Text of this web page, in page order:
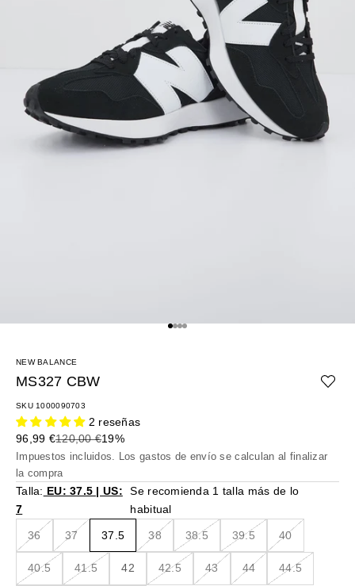
Ir al artículo 1
Ir al artículo 2
Ir al artículo 3
Ir al artículo 4
NEW BALANCE
MS327 CBW
SKU 1000090703
2 reseñas
Precio de oferta
96,99 €Precio normal
120,00 €19%
Impuestos incluidos. Los gastos de envío se calculan al finalizar
la compra
Talla: EU: 37.5 | US:
7
Se recomienda 1 talla más de lo
habitual
36 37 37.5 38 38.5 39.5 40
40.5 41.5 42 42.5 43 44 44.5